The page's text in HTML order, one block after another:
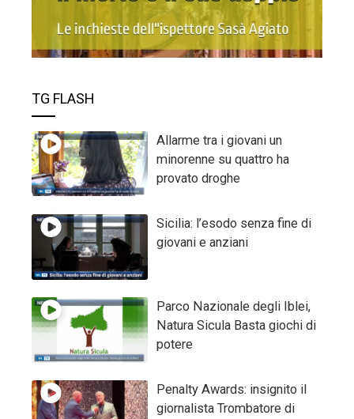
TG FLASH
Allarme tra i giovani un
minorenne su quattro ha
provato droghe
Sicilia: l’esodo senza fine di
giovani e anziani
Parco Nazionale degli Iblei,
Natura Sicula Basta giochi di
potere
Penalty Awards: insignito il
giornalista Trombatore di